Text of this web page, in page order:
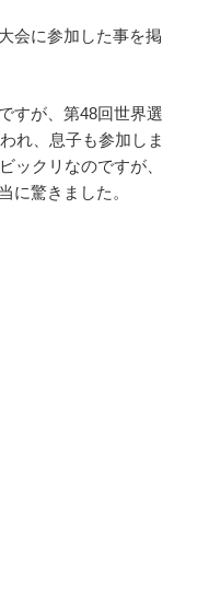
会に参加した事を掲
すが、第48回世界選
れ、息子も参加しま
ックリなのですが、
に驚きました。